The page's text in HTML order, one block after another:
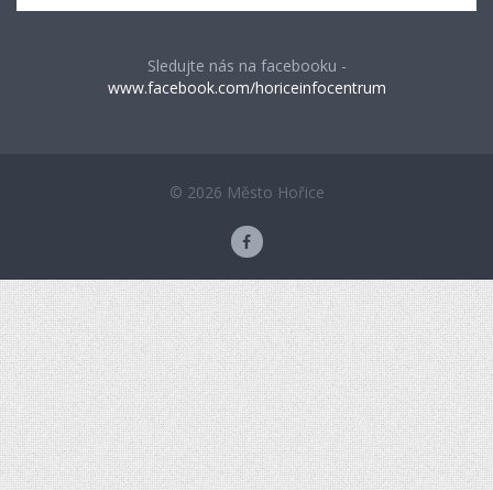
Sledujte nás na facebooku -
www.facebook.com/horiceinfocentrum
© 2026 Město Hořice